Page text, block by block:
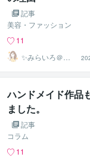
記事
美容・ファッション
11
✨みらいろ＠お
話し相談✨
ハンドメイド作品
ました。
記事
コラム
11